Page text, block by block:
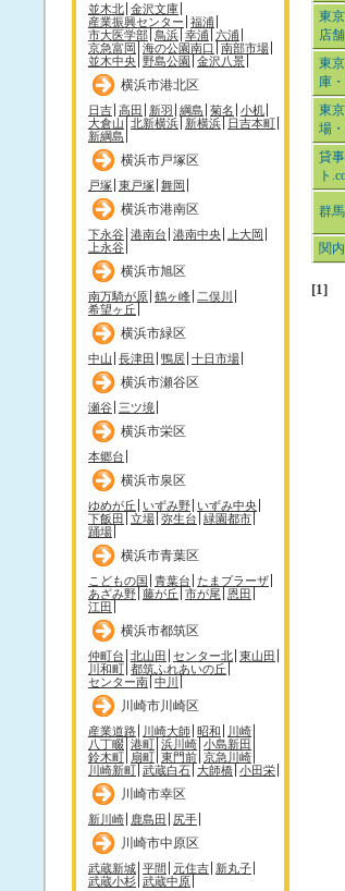
並木北 金沢文庫
産業振興センター 福浦
市大医学部 鳥浜 幸浦 六浦
京急富岡 海の公園南口
南部市場
並木中央 野島公園 金沢八景
横浜市港北区
日吉 高田 新羽 綱島 菊名 小机
大倉山 北新横浜 新横浜 日吉本町
新綱島
横浜市戸塚区
戸塚 東戸塚 舞岡
横浜市港南区
下永谷 港南台 港南中央
上大岡
上永谷
横浜市旭区
南万騎が原 鶴ヶ峰 二俣川
希望ヶ丘
横浜市緑区
中山 長津田 鴨居 十日市場
横浜市瀬谷区
瀬谷 三ツ境
横浜市栄区
本郷台
横浜市泉区
ゆめが丘 いずみ野 いずみ中央
下飯田 立場 弥生台 緑園都市
踊場
横浜市青葉区
こどもの国 青葉台 たまプラーザ
あざみ野 藤が丘 市が尾
恩田
江田
横浜市都筑区
仲町台 北山田 センター北 東山田
川和町 都筑ふれあいの丘
センター南 中川
川崎市川崎区
産業道路 川崎大師 昭和
川崎
八丁畷 港町 浜川崎 小島新田
鈴木町 扇町 東門前 京急川崎
川崎新町 武蔵白石 大師橋 小田栄
川崎市幸区
新川崎 鹿島田 尻手
川崎市中原区
武蔵新城 平間 元住吉 新丸子
武蔵小杉 武蔵中原
東
店
東
庫
東
場
貸
ト
群
関
[1]